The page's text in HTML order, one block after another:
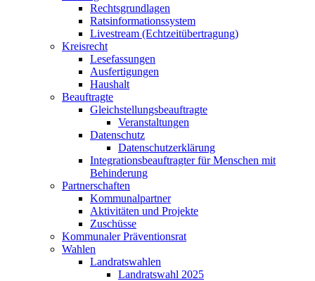
Rechtsgrundlagen
Ratsinformationssystem
Livestream (Echtzeitübertragung)
Kreisrecht
Lesefassungen
Ausfertigungen
Haushalt
Beauftragte
Gleichstellungsbeauftragte
Veranstaltungen
Datenschutz
Datenschutzerklärung
Integrationsbeauftragter für Menschen mit
Behinderung
Partnerschaften
Kommunalpartner
Aktivitäten und Projekte
Zuschüsse
Kommunaler Präventionsrat
Wahlen
Landratswahlen
Landratswahl 2025